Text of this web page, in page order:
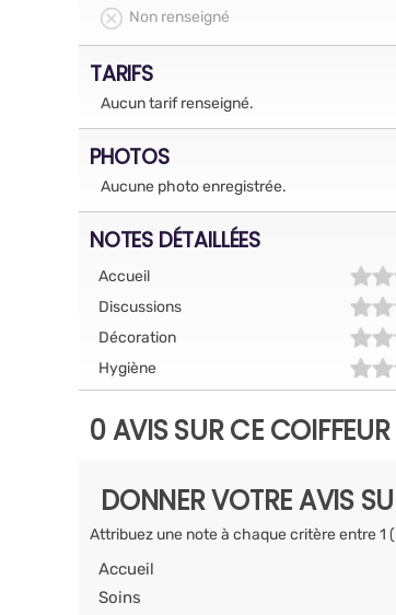
Non renseigné
TARIFS
Aucun tarif renseigné.
PHOTOS
Aucune photo enregistrée.
NOTES DÉTAILLÉES
Accueil
Discussions
Décoration
Hygiène
0 AVIS SUR CE COIFFEUR
DONNER VOTRE AVIS
Attribuez une note à chaque critère entre 1
Accueil
Soins